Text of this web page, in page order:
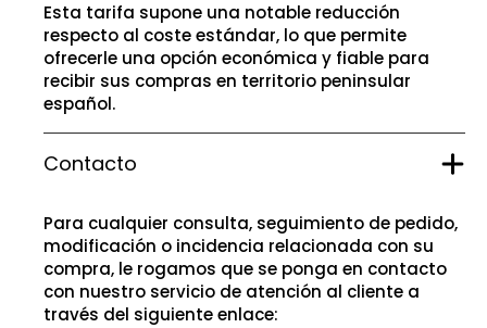
Esta tarifa supone una notable reducción
respecto al coste estándar, lo que permite
ofrecerle una opción económica y fiable para
recibir sus compras en territorio peninsular
español.
Contacto
Para cualquier consulta, seguimiento de pedido,
modificación o incidencia relacionada con su
compra, le rogamos que se ponga en contacto
con nuestro servicio de atención al cliente a
través del siguiente enlace: